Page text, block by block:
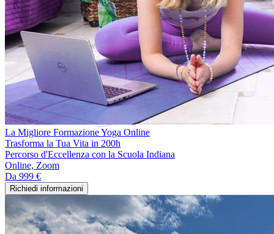
La Migliore Formazione Yoga Online
Trasforma la Tua Vita in 200h
Percorso d'Eccellenza con la Scuola Indiana
Online, Zoom
Da 999 €
Richiedi informazioni